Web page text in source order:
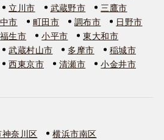
立川市 武蔵野市
三鷹市
市 町田市 調布市
日野市
福生市 小平市
東大和市
武蔵村山市 多摩市
稲城市
西東京市 清瀬市
小金井市
奈川区
横浜市南区